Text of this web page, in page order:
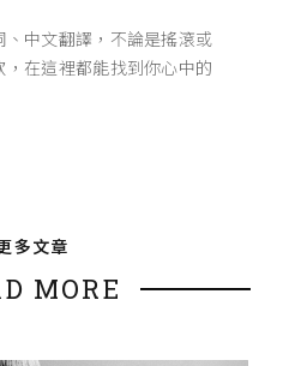
中文翻譯，不論是搖滾或
在這裡都能找到你心中的
多文章
MORE